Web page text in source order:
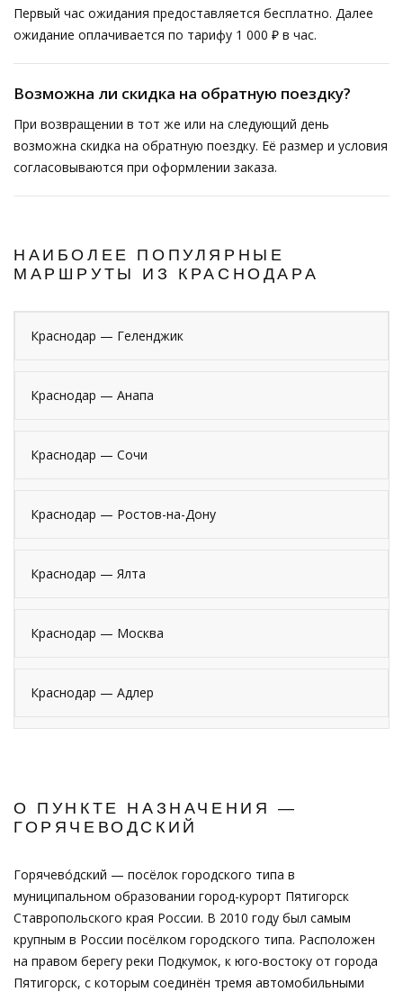
Первый час ожидания предоставляется бесплатно. Далее
ожидание оплачивается по тарифу 1 000 ₽ в час.
Возможна ли скидка на обратную поездку?
При возвращении в тот же или на следующий день
возможна скидка на обратную поездку. Её размер и условия
согласовываются при оформлении заказа.
НАИБОЛЕЕ ПОПУЛЯРНЫЕ
МАРШРУТЫ ИЗ КРАСНОДАРА
Краснодар — Геленджик
Краснодар — Анапа
Краснодар — Сочи
Краснодар — Ростов-на-Дону
Краснодар — Ялта
Краснодар — Москва
Краснодар — Адлер
О ПУНКТЕ НАЗНАЧЕНИЯ —
ГОРЯЧЕВОДСКИЙ
Горячево́дский — посёлок городского типа в
муниципальном образовании город-курорт Пятигорск
Ставропольского края России. В 2010 году был самым
крупным в России посёлком городского типа. Расположен
на правом берегу реки Подкумок, к юго-востоку от города
Пятигорск, с которым соединён тремя автомобильными